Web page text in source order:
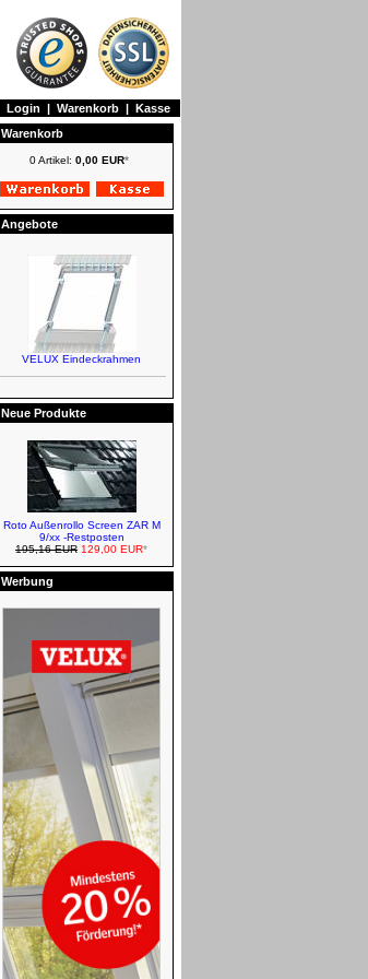
Login | Warenkorb | Kasse
Warenkorb
0 Artikel: 0,00 EUR*
Angebote
VELUX Eindeckrahmen
VELUX Jalousetten - Manuell
Baier Rollläden für ROTO
FAKRO Verdunkelungsrollos
Neue Produkte
Roto Außenrollo Screen ZAR M
9/xx -Restposten
195,16 EUR 129,00 EUR*
Werbung